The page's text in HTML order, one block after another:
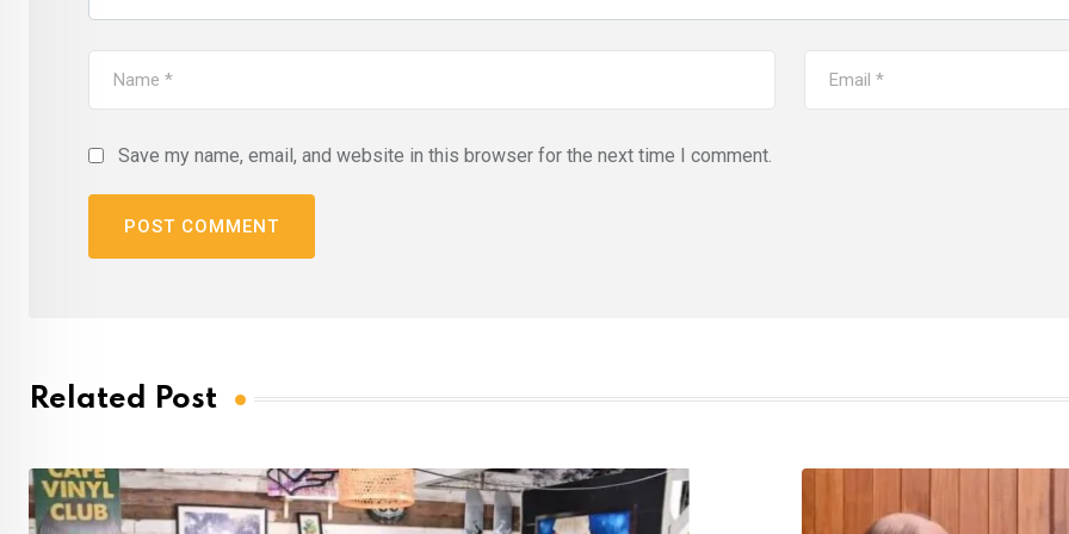
Save my name, email, and website in this browser for the next time I comment.
Related Post